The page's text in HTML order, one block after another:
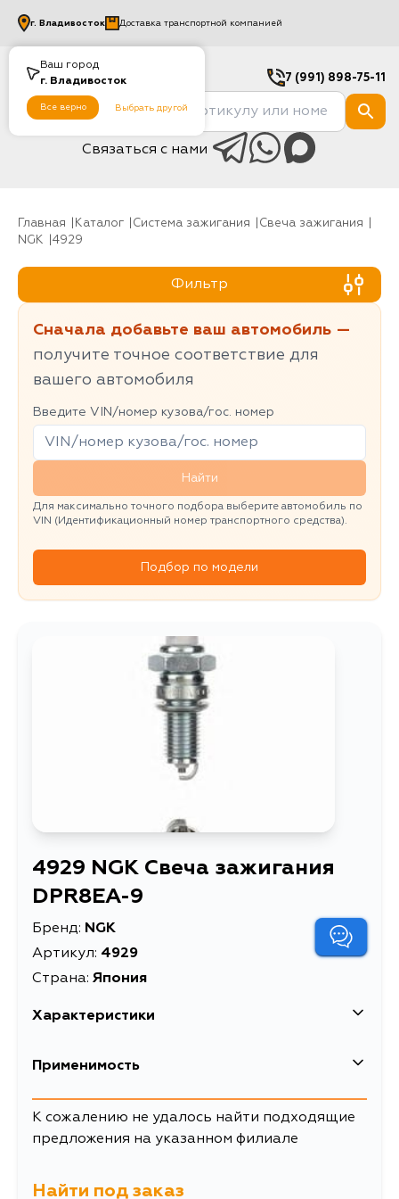
Ваш город
г. Владивосток
Все верно Выбрать другой
г. Владивосток Доставка транспортной компанией
7 (991) 898-75-11
Связаться с нами
Главная Каталог Система зажигания
Свеча зажигания
NGK
4929
Фильтр
Сначала добавьте ваш автомобиль —
получите точное соответствие для
вашего автомобиля
Введите VIN/номер кузова/гос. номер
Найти
Для максимально точного подбора выберите автомобиль по
VIN (Идентификационный номер транспортного средства).
Подбор по модели
4929 NGK Свеча зажигания
DPR8EA-9
Бренд: NGK
Артикул: 4929
Страна: Япония
Характеристики
EAN-13
Длина упаковки, мм 22
Объем упаковки, л
Применимость
К сожалению не удалось найти подходящие
предложения на указанном филиале
Найти под заказ